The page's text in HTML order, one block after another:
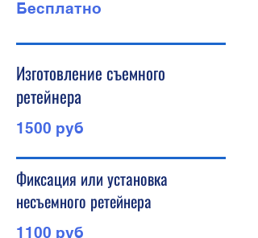
Бесплатно
Изготовление съемного
ретейнера
1500 руб
Фиксация или установка
несъемного ретейнера
1100 руб